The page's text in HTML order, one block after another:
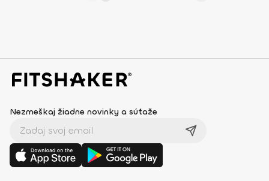
Nezmeškaj žiadne novinky a súťaže